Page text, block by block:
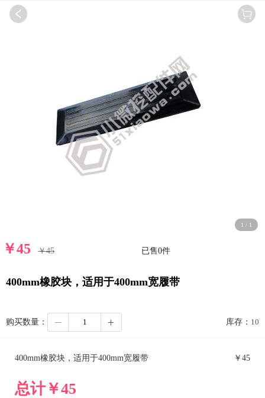
1 / 1
￥45 ￥45 已售0件
400mm橡胶块，适用于400mm宽履带
购买数量： 库存： 10
400mm橡胶块，适用于400mm宽履带 ￥ 45
总计￥45